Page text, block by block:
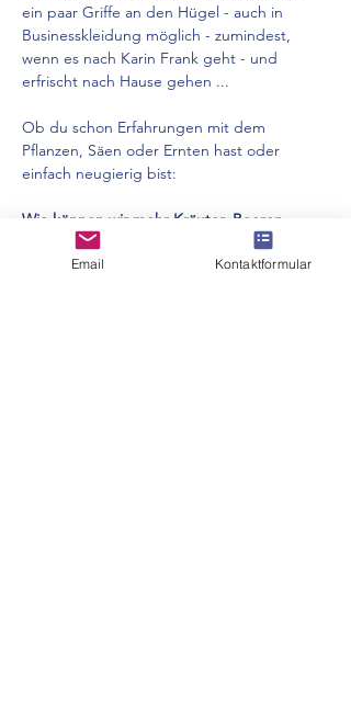
ein paar Griffe an den Hügel - auch in
Businesskleidung möglich - zumindest,
wenn es nach Karin Frank geht - und
erfrischt nach Hause gehen ...
Ob du schon Erfahrungen mit dem
Pflanzen, Säen oder Ernten hast oder
einfach neugierig bist:
Wie können wir mehr Kräuter, Beeren,
Wildgemüse, Gemüse oder essbare
Blumen dorthin bringen, wo wir leben? Wie
Email Kontaktformular